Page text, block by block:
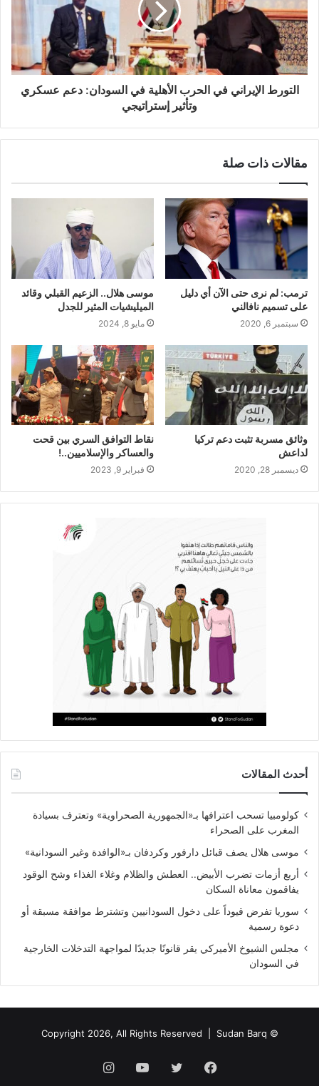
التورط الإيراني في الحرب الأهلية في السودان: دعم عسكري
وتأثير إستراتيجي
مقالات ذات صلة
ترمب: لم نرى حتى الآن أي دليل
على تسميم نافالني
سبتمبر 6, 2020
موسى هلال.. الزعيم القبلي وقائد
الميليشيات المثير للجدل
مايو 8, 2024
وثائق مسربة تثبت دعم تركيا
لداعش
ديسمبر 28, 2020
نقاط التوافق السري بين قحت
والعساكر والإسلاميين..!
فبراير 9, 2023
أحدث المقالات
كولومبيا تسحب اعترافها بـ«الجمهورية الصحراوية» وتعترف بسيادة
المغرب على الصحراء
موسى هلال يصف قبائل دارفور وكردفان بـ«الوافدة وغير السودانية»
أربع أزمات تضرب الأبيض.. العطش والظلام وغلاء الغذاء وشح الوقود
يفاقمون معاناة السكان
سوريا تفرض قيوداً على دخول السودانيين وتشترط موافقة مسبقة أو
دعوة رسمية
مجلس الشيوخ الأميركي يقر قانونًا جديدًا لمواجهة التدخلات الخارجية
في السودان
© Copyright 2026, All Rights Reserved |
Sudan Barq
فيسبوك تويتر يوتيوبانستقرام